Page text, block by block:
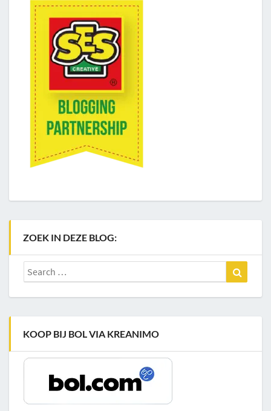
ZOEK IN DEZE BLOG:
Search
for:
KOOP BIJ BOL VIA KREANIMO